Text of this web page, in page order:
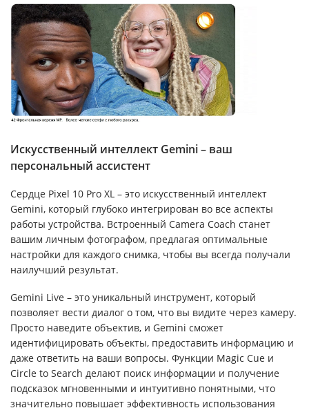
Искусственный интеллект Gemini – ваш
персональный ассистент
Сердце Pixel 10 Pro XL – это искусственный интеллект
Gemini, который глубоко интегрирован во все аспекты
работы устройства. Встроенный Camera Coach станет
вашим личным фотографом, предлагая оптимальные
настройки для каждого снимка, чтобы вы всегда получали
наилучший результат.
Gemini Live – это уникальный инструмент, который
позволяет вести диалог о том, что вы видите через камеру.
Просто наведите объектив, и Gemini сможет
идентифицировать объекты, предоставить информацию и
даже ответить на ваши вопросы. Функции Magic Cue и
Circle to Search делают поиск информации и получение
подсказок мгновенными и интуитивно понятными, что
значительно повышает эффективность использования